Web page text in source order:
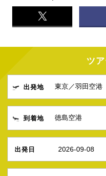
ツ
出発地
到着地
出発日 2026-09-08